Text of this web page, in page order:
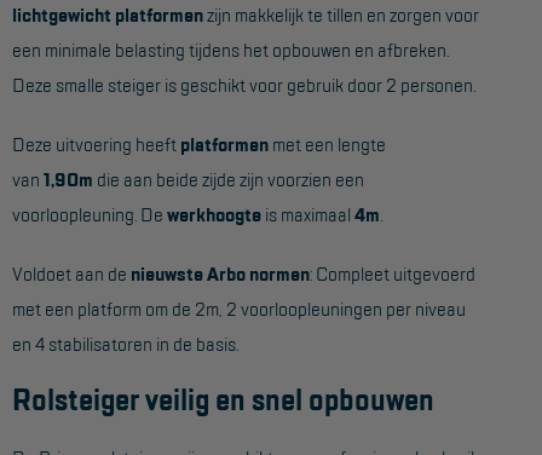
VERHUUR
Steigers
Rolsteigers
Schilderstellingen
Gevelsteigers
Steiger overkapping
Hangbruginstallaties
Gevelrenovatie
lichtgewicht platformenzijn makkelijk te tillen en zorgen voor
een minimale belasting tijdens het opbouwen en afbreken.
Deze smalle steiger is geschikt voor gebruik door 2 personen.
Deze uitvoering heeft platformen met een lengte
van 1,90m die aan beide zijde zijn voorzien een
voorloopleuning. De werkhoogte is maximaal 4m
Voldoet aan de nieuwste Arbo normen: Compleet uitgevoerd
met een platform om de 2m, 2 voorloopleuningen per niveau
en 4 stabilisatoren in de basis.
Rolsteiger veilig en snel opbouwen